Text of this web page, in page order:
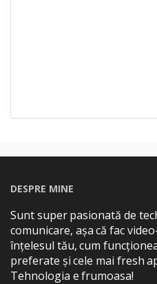
DESPRE MINE
Sunt super pasionată de
comunicare, așa că fac
înțelesul tău, cum
preferate și cele mai fresh
Tehnologia e frumoasa!